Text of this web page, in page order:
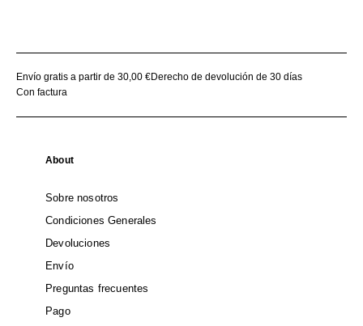
Envío gratis a partir de 30,00 €Derecho de devolución de 30 días
Con factura
About
Sobre nosotros
Condiciones Generales
Devoluciones
Envío
Preguntas frecuentes
Pago